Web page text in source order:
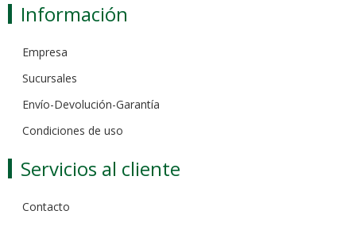
Información
Empresa
Sucursales
Envío-Devolución-Garantía
Condiciones de uso
Servicios al cliente
Contacto